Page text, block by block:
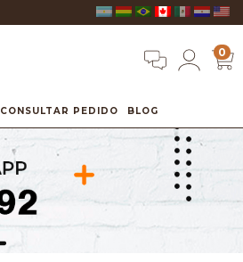
0
CONSULTAR PEDIDO BLOG